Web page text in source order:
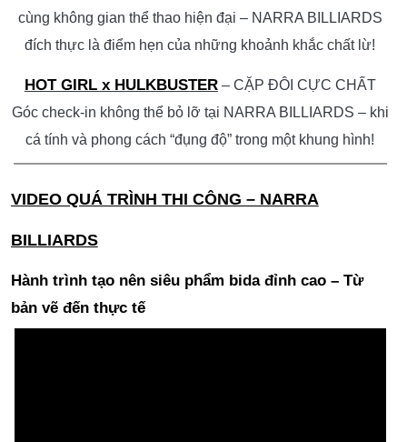
cùng không gian thể thao hiện đại – NARRA BILLIARDS
đích thực là điểm hẹn của những khoảnh khắc chất lừ!
HOT GIRL x HULKBUSTER– CẶP ĐÔI CỰC CHẤT
Góc check-in không thể bỏ lỡ tại NARRA BILLIARDS – khi
cá tính và phong cách “đụng độ” trong một khung hình!
VIDEO QUÁ TRÌNH THI CÔNG – NARRA
BILLIARDS
Hành trình tạo nên siêu phẩm bida đỉnh cao – Từ
bản vẽ đến thực tế